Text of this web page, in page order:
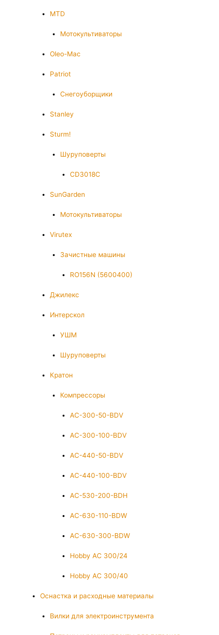
MTD
Мотокультиваторы
Oleo-Mac
Patriot
Снегоуборщики
Stanley
Sturm!
Шуруповерты
CD3018C
SunGarden
Мотокультиваторы
Virutex
Зачистные машины
RO156N (5600400)
Джилекс
Интерскол
УШМ
Шуруповерты
Кратон
Компрессоры
AC-300-50-BDV
AC-300-100-BDV
AC-440-50-BDV
AC-440-100-BDV
AC-530-200-BDH
AC-630-110-BDW
AC-630-300-BDW
Hobby AC 300/24
Hobby AC 300/40
Оснастка и расходные материалы
Вилки для электроинструмента